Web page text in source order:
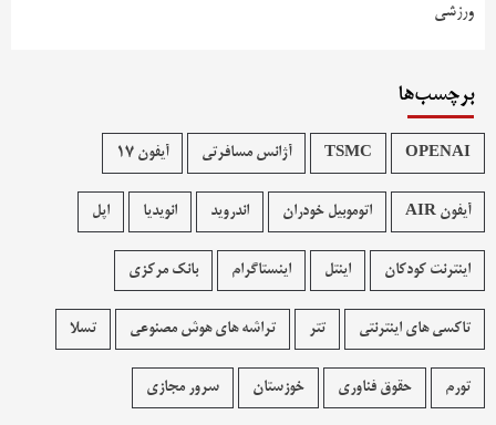
ورزشی
برچسب‌ها
OPENAI
TSMC آژانس مسافرتی آیفون 17
آیفون AIR اتوموبیل خودران اندروید انویدیا اپل
اینترنت کودکان اینتل اینستاگرام بانک مرکزی
تاکسی های اینترنتی تتر تراشه های هوش مصنوعی تسلا
تورم حقوق فناوری خوزستان سرور مجازی